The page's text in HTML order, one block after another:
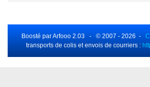
Boosté par Arfooo 2.03 - © 2007 - 2026 -
transports de colis et envois de courriers :